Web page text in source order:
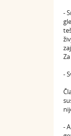
-
-
-